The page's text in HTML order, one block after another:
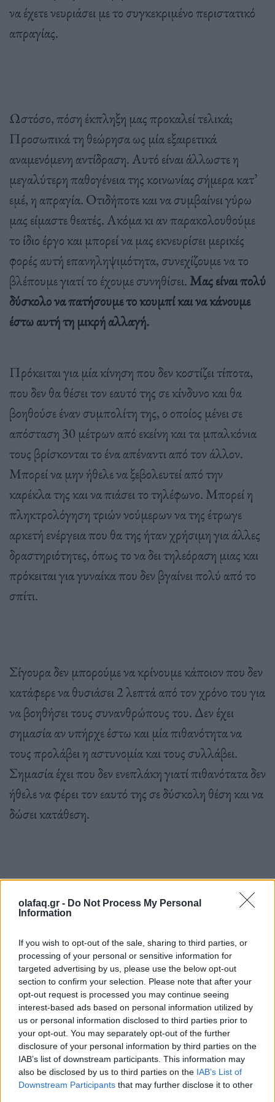
olafaq.gr - Do Not Process My Personal
Information
If you wish to opt-out of the sale, sharing to third parties, or
processing of your personal or sensitive information for
targeted advertising by us, please use the below opt-out
section to confirm your selection. Please note that after your
opt-out request is processed you may continue seeing
interest-based ads based on personal information utilized by
us or personal information disclosed to third parties prior to
your opt-out. You may separately opt-out of the further
disclosure of your personal information by third parties on the
IAB’s list of downstream participants. This information may
also be disclosed by us to third parties on the IAB’s List of
Downstream Participants that may further disclose it to other
να έχετε νευριάσει με το συγκεκριμένο περιστατικό
απραγίας.
Ωστόσο, πόση έκπληξη μας προκαλεί τελικά;
Προσωπικά τη θεώρησα ως μία εξαιρετικά
αναμενόμενη αντίδραση. Αυτό είναι άλλωστε η
μεγαλύτερη παθογένεια της κοινωνίας σήμερα κατ’
εμέ, η απραγία. Οτιδήποτε και να συμβαίνει γύρω
μας είμαστε θεατές. Ακόμα κι αν παρακολουθούμε
το ίδιο έργο και μπορεί να μας εκνευρίσει μερικές
φορές αυτή επανηληψιμότητα, συνεχίζουμε να το
βλέπουμε γιατί το έχουμε συνηθίσει.Μας είναι πολύ
δύσκολο να πατήσουμε το κουμπί και να κάνουμε
έστω αυτή τη μικρή αλλαγή.
Πρόκειται για μία κίνηση που δεν κοστίζει τίποτα,
που δεν θα θέσει τον εαυτό της σε κίνδυνο και θα
βοηθούσε έναν συμπολίτη της, ο οποίος μένει σε
απόσταση 30 μέτρων από εκείνη και τα μπαλκόνια
τους βρίσκονται το ένα απέναντι από τον άλλον.
Μπορεί να μην ήθελε να ξεβολευτεί από την
καρέκλα της και να πιάσει το τηλέφωνο. Μπορεί η
πληκτρολόγηση τριών νούμερων να της έτρωγε
αρκετή ενέργεια που θα της ήταν χρήσιμη για άλλες
δραστηριότητες, όπως το να δει τηλεόραση μιας και
πρόκειται για γυναίκα που δεν βγαίνει πολύ από το
σπίτι.
Σίγουρα δεν μπορούμε να κρίνουμε κάποιον που δεν
κατάφερε να θυσιάσει 2 λεπτά από τον χρόνο του για
να βοηθήσει τους συνανθρώπους του. Δεν έχει
σημασία αν υπήρχε έστω και μία πιθανότητα να
τους προλάβει η αστυνομία και τους συλλάβει.
Σημασία έχει που δεν ενεπλάκη γιατί πιθανότατα δεν
ήθελε να φέρει τον εαυτό της σε δύσκολη θέση και να
δώσει κατάθεση.
Αν όμως αντίστοιχα, διαρρήξουν το δικό της σπίτι,
εκείνη θα θεωρήσει αναμενόμενο ότι κάποιος από τη
δικιά πολυκατοικία θα πρέπει να καλέσει την
αστυνομία. Πόσο αναμενόμενο θα είναι αν δεν γίνει
εκείνη τη στιγμή; Πολύ! Όπως ήταν και τώρα.
Βρέθηκα μάρτυρας πριν μερικούς μήνες σε
περιστατικό βίας ανάμεσα σε έναν Πακιστανό
διανομέα γνωστής εταιρίας και σε δύο ημεδαπούς
που πέρασαν με επικίνδυνο τρόπο πολύ κοντά από